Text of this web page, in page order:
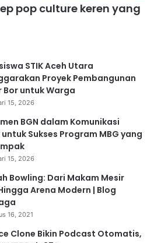
pop culture keren yang
STIK Aceh Utara
Proyek Pembangunan
Bor untuk Warga
15, 2026
BGN dalam Komunikasi
untuk Sukses Program MBG yang
15, 2026
Bowling: Dari Makam Mesir
Arena Modern | Blog
16, 2021
Clone Bikin Podcast Otomatis,